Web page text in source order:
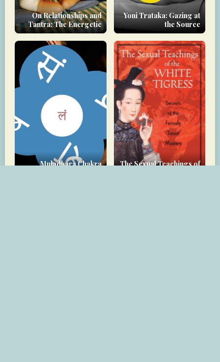
Yoni Trataka: Gazing at
the Source
On Relationships and
Tantra: The Energetic
Debt You Carry
The Sexual Teachings of
Muladhara Chakra